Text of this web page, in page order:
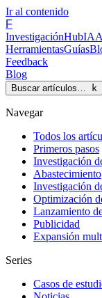
Ir al contenido
F
InvestigaciónHubIA
HerramientasGuías
Feedback
Blog
Buscar artículos… k
Navegar
Todos los
Primeros pasos
Investigación
Abastecimiento
Investigación
Optimización
Lanzamiento
Publicidad
Expansión
Series
Casos de